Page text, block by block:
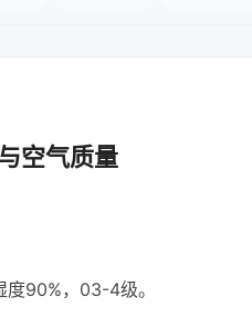
空气质量
90%，03-4级。